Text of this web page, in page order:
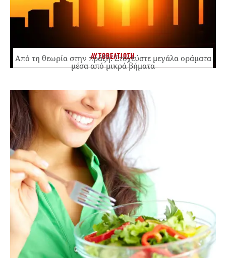
ΑΥΤΟΒΕΛΤΙΩΣΗ
Από τη θεωρία στην πράξη: Στοχεύστε μεγάλα οράματα
μέσα από μικρά βήματα